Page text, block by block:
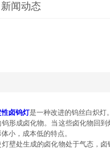
新闻动态
卤钨灯是一种改进的钨丝白炽灯
形成卤化物。当这些卤化物回
小，成本低的特点。
处生成的卤化物处于气态，卤